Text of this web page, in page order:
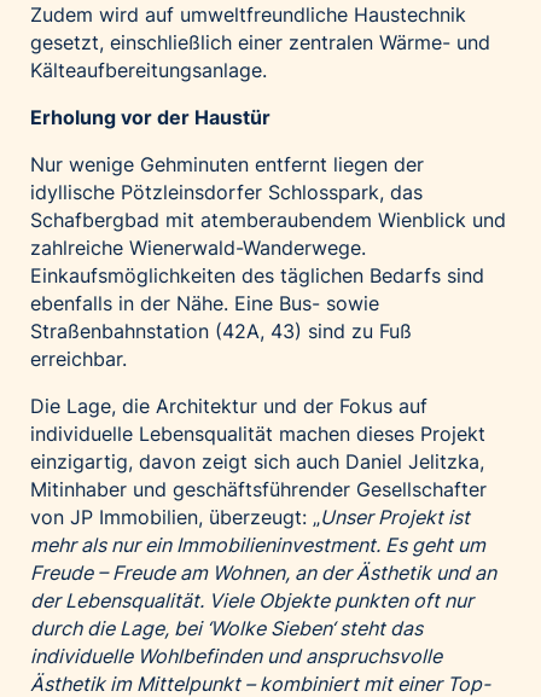
Zudem wird auf umweltfreundliche Haustechnik
gesetzt, einschließlich einer zentralen Wärme- und
Kälteaufbereitungsanlage.
Erholung vor der Haustür
Nur wenige Gehminuten entfernt liegen der
idyllische Pötzleinsdorfer Schlosspark, das
Schafbergbad mit atemberaubendem Wienblick und
zahlreiche Wienerwald-Wanderwege.
Einkaufsmöglichkeiten des täglichen Bedarfs sind
ebenfalls in der Nähe. Eine Bus- sowie
Straßenbahnstation (42A, 43) sind zu Fuß
erreichbar.
Die Lage, die Architektur und der Fokus auf
individuelle Lebensqualität machen dieses Projekt
einzigartig, davon zeigt sich auch Daniel Jelitzka,
Mitinhaber und geschäftsführender Gesellschafter
von JP Immobilien, überzeugt: „Unser Projekt ist
mehr als nur ein Immobilieninvestment. Es geht um
Freude – Freude am Wohnen, an der Ästhetik und an
der Lebensqualität. Viele Objekte punkten oft nur
durch die Lage, bei ‘Wolke Sieben‘ steht das
individuelle Wohlbefinden und anspruchsvolle
Ästhetik im Mittelpunkt – kombiniert mit einer Top-